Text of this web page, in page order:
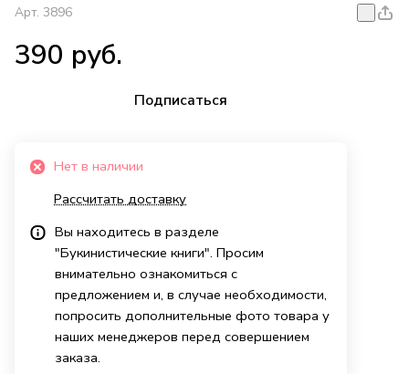
Арт. 3896
390 руб.
Подписаться
Нет в наличии
Рассчитать доставку
Вы находитесь в разделе
"Букинистические книги". Просим
внимательно ознакомиться с
предложением и, в случае необходимости,
попросить дополнительные фото товара у
наших менеджеров перед совершением
заказа.